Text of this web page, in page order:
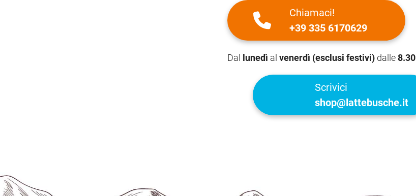
Chiamaci!
+39 335 6170629
Dal lunedì al venerdì (esclusi festivi) dalle8.30
Scrivici
shop@lattebusche.it